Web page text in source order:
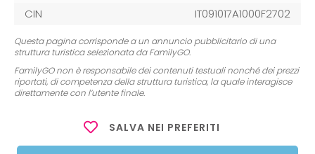
CIN
IT091017A1000F2702
Questa pagina corrisponde a un annuncio pubblicitario di una
struttura turistica selezionata da FamilyGO.
FamilyGO non è responsabile dei contenuti testuali nonché dei prezzi
riportati, di competenza della struttura turistica, la quale interagisce
direttamente con l’utente finale.
SALVA NEI PREFERITI